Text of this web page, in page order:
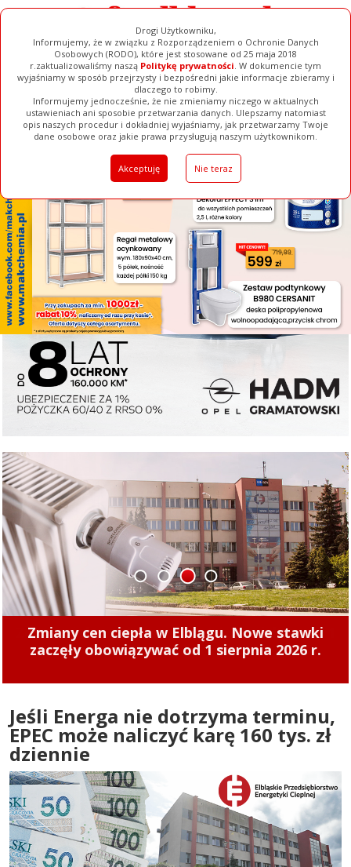
Drogi Użytkowniku,
Informujemy, że w związku z Rozporządzeniem o Ochronie Danych
Osobowych (RODO), które jest stosowane od 25 maja 2018
r.zaktualizowaliśmy naszą Politykę prywatności. W dokumencie tym
wyjaśniamy w sposób przejrzysty i bezpośredni jakie informacje zbieramy i
dlaczego to robimy.
Informujemy jednocześnie, że nie zmieniamy niczego w aktualnych
ustawieniach ani sposobie przetwarzania danych. Ulepszamy natomiast
opis naszych procedur i dokładniej wyjaśniamy, jak przetwarzamy Twoje
dane osobowe oraz jakie prawa przysługują naszym użytkownikom.
Akceptuję Nie teraz
[ ZAMKNIJ ]
Ogłoszenia Filmy Galerie Baza Firm Pełna Wersja
Zmiany cen ciepła w Elblągu. Nowe stawki
zaczęły obowiązywać od 1 sierpnia 2026 r.
1 2 3 4
Jeśli Energa nie dotrzyma terminu,
EPEC może naliczyć karę 160 tys. zł
dziennie